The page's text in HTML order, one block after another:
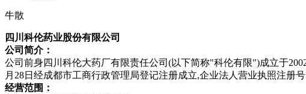
牛散
四川科伦药业股份有限公司
公司简介：
公司前身四川科伦大药厂有限责任公司(以下简称"科伦有限")成立于
月28日经成都市工商行政管理局登记注册成立,企业法人营业执照注册号
经营范围：